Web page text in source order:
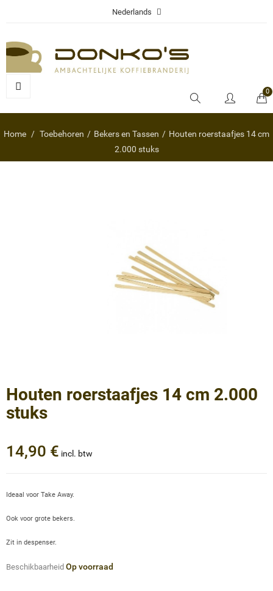
Nederlands
0
Home Toebehoren Bekers en Tassen
Houten roerstaafjes 14 cm
2.000 stuks
Houten roerstaafjes 14 cm 2.000
stuks
14,90 € incl. btw
Ideaal voor Take Away.
Ook voor grote bekers.
Zit in despenser.
Beschikbaarheid Op voorraad